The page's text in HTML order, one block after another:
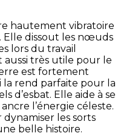
hautement vibratoire
Elle dissout les nœuds
lors du travail
aussi très utile pour le
est fortement
la rend parfaite pour la
d’esbat. Elle aide à se
l’énergie céleste.
les sorts
belle histoire.